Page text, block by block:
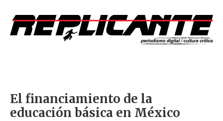
El financiamiento de la
educación básica en México